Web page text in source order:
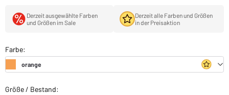
Derzeit ausgewählte Farben
und Größen im Sale
Derzeit alle Farben und Größen
in der Preisaktion